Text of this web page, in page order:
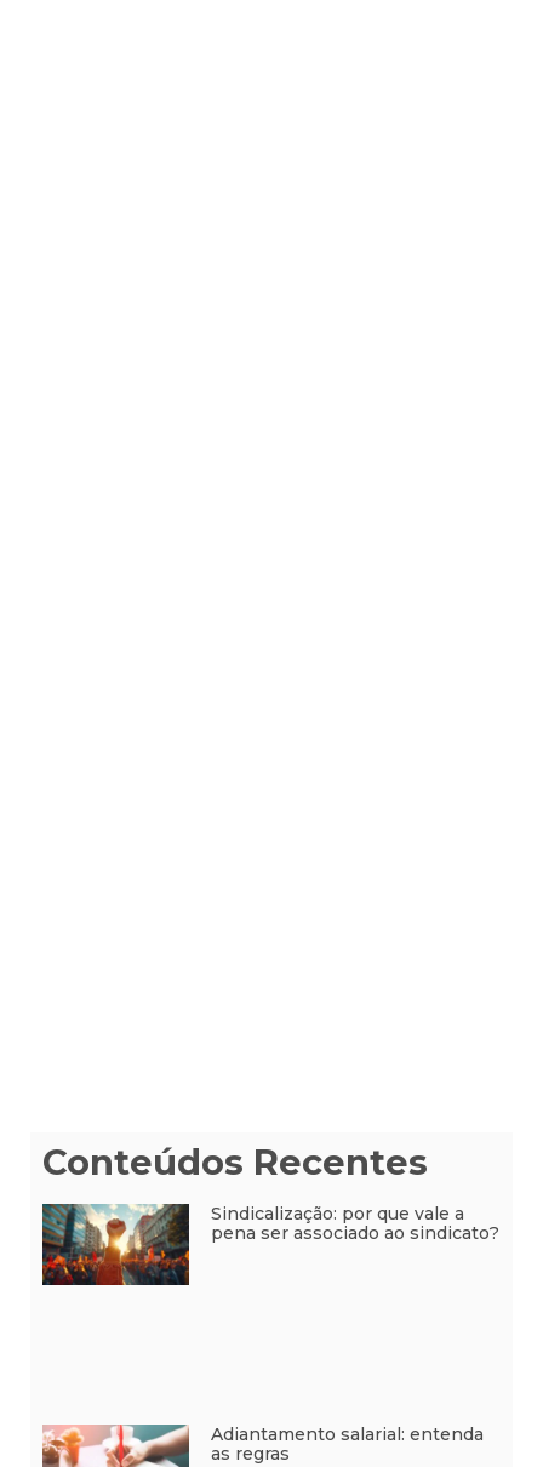
Conteúdos Recentes
Sindicalização: por que vale a
pena ser associado ao sindicato?
Adiantamento salarial: entenda
as regras